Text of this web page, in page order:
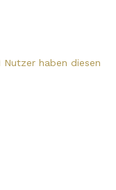
Nutzer haben diesen